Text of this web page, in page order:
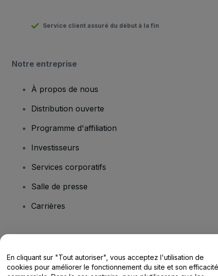
Service client assuré du début à la fin
Notre entreprise
À propos de nous
Distribution ouverte
Programme d'affiliation
Investisseurs
Services corporatifs
Salle de presse
Carrières
Centre d'assistance / Nous contacter
En cliquant sur "Tout autoriser", vous acceptez l'utilisation de
cookies pour améliorer le fonctionnement du site et son efficacité